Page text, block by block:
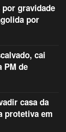
gravidade
por
cai
PM de
casa da
protetiva em